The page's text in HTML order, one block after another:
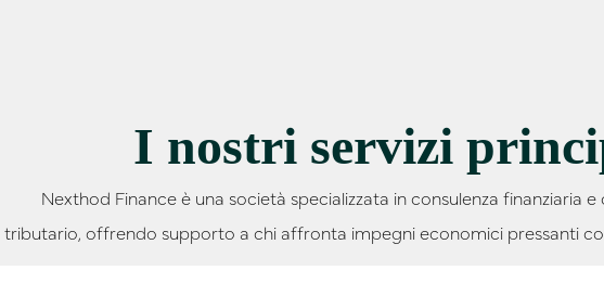
I nostri servizi
Nexthod Finance è una società specializzata in consulenza finanziaria
tributario, offrendo supporto a chi affronta impegni economici pressanti